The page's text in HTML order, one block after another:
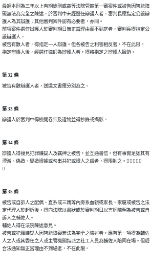
最輕本刑為三年以上有期徒刑或高等法院管轄第一審案件或被告因智能障
礙無法為完全之陳述，於審判中未經選任辯護人者，審判長應指定公設辯
護人為其辯護；其他審判案件認有必要者，亦同。
前項案件選任辯護人於審判期日無正當理由而不到庭者，審判長得指定公
設辯護人。
被告有數人者，得指定一人辯護。但各被告之利害相反者，不在此限。
指定辯護人後，經選任律師為辯護人者，得將指定之辯護人撤銷。
第 32 條
被告有數辯護人者，送達文書應分別為之。
第 33 條
辯護人於審判中得檢閱卷宗及證物並得抄錄或攝影。
第 34 條
辯護人得接見犯罪嫌疑人及羈押之被告，並互通書信。但有事實足認其有
湮滅、偽造、變造證據或勾串共犯或證人之虞者，得限制之。

第 35 條
被告或自訴人之配偶、直系或三親等內旁系血親或家長、家屬或被告之法
定代理人於起訴後，得向法院以書狀或於審判期日以言詞陳明為被告或自
訴人之輔佐人。
輔佐人得在法院陳述意見。
被告或犯罪嫌疑人因智能障礙無法為完全之陳述者，應有第一項得為輔佐
人之人或其委任之人或主管機關指派之社工人員為輔佐人陪同在場。但經
合法通知無正當理由不到場者，不在此限。